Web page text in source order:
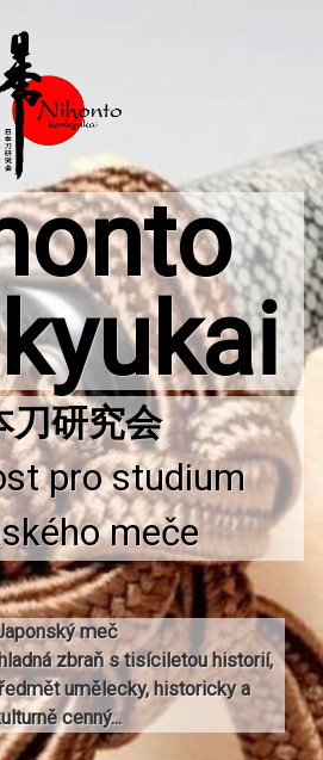
pro studium
meče
meč
zbraň s tisíciletou historií,
umělecky, historicky a
cenný...